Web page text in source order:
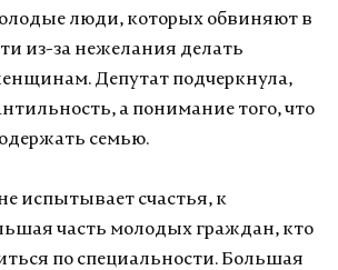
люди, которых обвиняют в
из-за нежелания делать
Депутат подчеркнула,
а понимание того, что
семью.
испытывает счастья, к
часть молодых граждан, кто
по специальности. Большая